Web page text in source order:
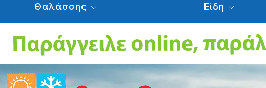
Θαλάσσης
Είδη